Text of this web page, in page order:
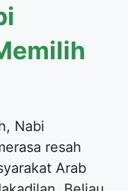
Nabi
resah
Arab